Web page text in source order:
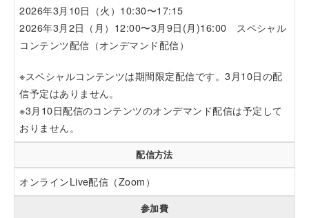
2026年3月10日（火）10:30〜17:15
2026年3月2日（月）12:00〜3月9日(月)16:00 スペシャル
コンテンツ配信（オンデマンド配信）
※スペシャルコンテンツは期間限定配信です。3月10日の配
信予定はありません。
※3月10日配信のコンテンツのオンデマンド配信は予定して
おりません。
配信方法
オンラインLive配信（Zoom）
参加費